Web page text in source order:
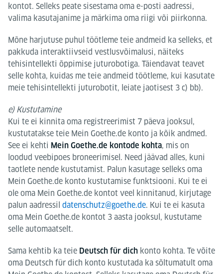
kontot. Selleks peate sisestama oma e-posti aadressi,
valima kasutajanime ja märkima oma riigi või piirkonna.
Mõne harjutuse puhul töötleme teie andmeid ka selleks, et
pakkuda interaktiivseid vestlusvõimalusi, näiteks
tehisintellekti õppimise juturobotiga. Täiendavat teavet
selle kohta, kuidas me teie andmeid töötleme, kui kasutate
meie tehisintellekti juturobotit, leiate jaotisest 3 c) bb).
e) Kustutamine
Kui te ei kinnita oma registreerimist 7 päeva jooksul,
kustutatakse teie Mein Goethe.de konto ja kõik andmed.
See ei kehti Mein Goethe.de kontode kohta, mis on
loodud veebipoes broneerimisel. Need jäävad alles, kuni
taotlete nende kustutamist. Palun kasutage selleks oma
Mein Goethe.de konto kustutamise funktsiooni. Kui te ei
ole oma Mein Goethe.de kontot veel kinnitanud, kirjutage
palun aadressil datenschutz@goethe.de. Kui te ei kasuta
oma Mein Goethe.de kontot 3 aasta jooksul, kustutame
selle automaatselt.
Sama kehtib ka teie Deutsch für dich konto kohta. Te võite
oma Deutsch für dich konto kustutada ka sõltumatult oma